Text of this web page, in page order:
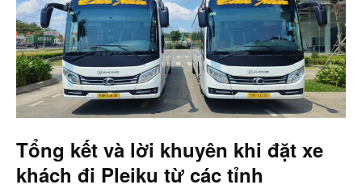
Tổng kết và lời khuyên khi đặt xe
khách đi Pleiku từ các tỉnh